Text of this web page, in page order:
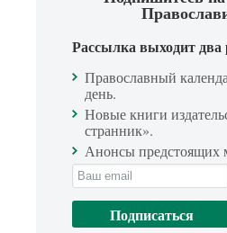
Рассылка выходит два
Православный
день.
Новые книги
странник».
Анонсы предстоящих